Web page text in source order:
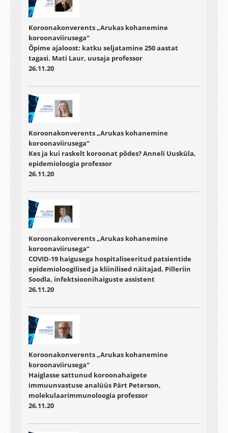
Koroonakonverents „Arukas kohanemine
koroonaviirusega“
Õpime ajaloost: katku seljatamine 250 aastat
tagasi. Mati Laur, uusaja professor
26.11.20
Koroonakonverents „Arukas kohanemine
koroonaviirusega“
Kes ja kui raskelt koroonat põdes? Anneli Uusküla,
epidemioloogia professor
26.11.20
Koroonakonverents „Arukas kohanemine
koroonaviirusega“
COVID-19 haigusega hospitaliseeritud patsientide
epidemioloogilised ja kliinilised näitajad. Pilleriin
Soodla, infektsioonihaiguste assistent
26.11.20
Koroonakonverents „Arukas kohanemine
koroonaviirusega“
Haiglasse sattunud koroonahaigete
immuunvastuse analüüs Pärt Peterson,
molekulaarimmunoloogia professor
26.11.20